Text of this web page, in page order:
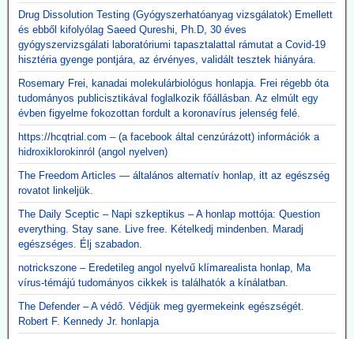
Drug Dissolution Testing (Gyógyszerhatóanyag vizsgálatok) Emellett
és ebből kifolyólag Saeed Qureshi, Ph.D, 30 éves
gyógyszervizsgálati laboratóriumi tapasztalattal rámutat a Covid-19
hisztéria gyenge pontjára, az érvényes, validált tesztek hiányára.
Rosemary Frei, kanadai molekulárbiológus honlapja. Frei régebb óta
tudományos publicisztikával foglalkozik főállásban. Az elmúlt egy
évben figyelme fokozottan fordult a koronavírus jelenség felé.
https://hcqtrial.com – (a facebook által cenzúrázott) információk a
hidroxiklorokinról (angol nyelven)
The Freedom Articles — általános alternatív honlap, itt az egészség
rovatot linkeljük.
The Daily Sceptic – Napi szkeptikus – A honlap mottója: Question
everything. Stay sane. Live free. Kételkedj mindenben. Maradj
egészséges. Élj szabadon.
notrickszone – Eredetileg angol nyelvű klímarealista honlap, Ma
vírus-témájú tudományos cikkek is találhatók a kínálatban.
The Defender – A védő. Védjük meg gyermekeink egészségét.
Robert F. Kennedy Jr. honlapja